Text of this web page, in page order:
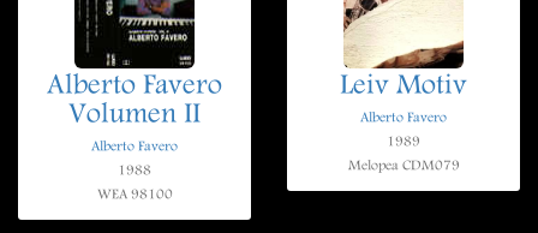
Alberto Favero
Volumen II
Alberto Favero
1988
WEA 98100
Leiv Motiv
Alberto Favero
1989
Melopea CDM079